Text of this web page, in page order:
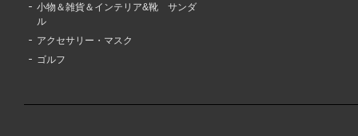
小物＆雑貨＆インテリア&靴 サンダ
ル
アクセサリー・マスク
ゴルフ